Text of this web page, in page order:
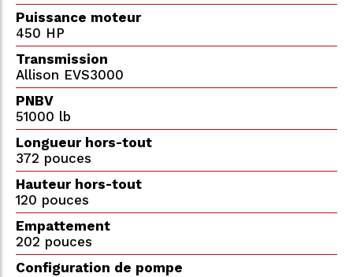
Puissance moteur
450 HP
Transmission
Allison EVS3000
PNBV
51000 lb
Longueur hors-tout
372 pouces
Hauteur hors-tout
120 pouces
Empattement
202 pouces
Configuration de pompe